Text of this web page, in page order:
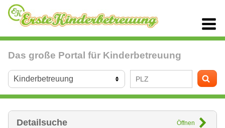
Das große Portal für Kinderbetreuung
Detailsuche Öffnen